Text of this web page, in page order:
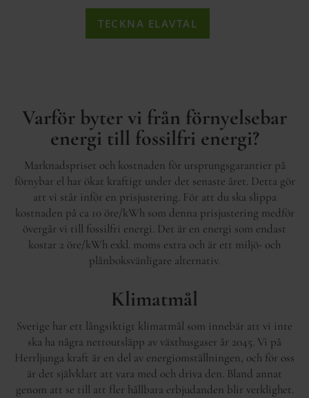
TECKNA ELAVTAL
Varför byter vi från förnyelsebar
energi till fossilfri energi?
Marknadspriset och kostnaden för ursprungsgarantier på
förnybar el har ökat kraftigt under det senaste året. Detta gör
att vi står inför en prisjustering. För att du ska slippa
kostnaden på ca 10 öre/kWh som denna prisjustering medför
övergår vi till fossilfri energi. Det är en energi som endast
kostar 2 öre/kWh exkl. moms extra och är ett miljö- och
plånboksvänligare alternativ.
Klimatmål
Sverige har ett långsiktigt klimatmål som innebär att vi inte
ska ha några nettoutsläpp av växthusgaser år 2045. Vi på
Herrljunga kraft är en del av energiomställningen, och för oss
är det självklart att vara med och driva den. Bland annat
genom att se till att fler hållbara erbjudanden blir verklighet.